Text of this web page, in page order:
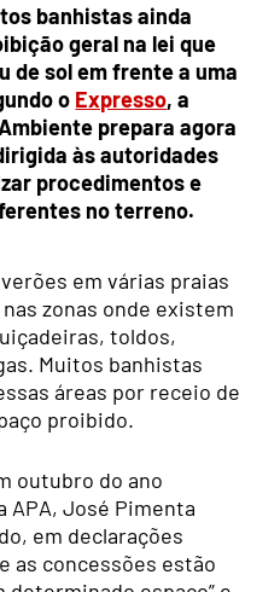
banhistas ainda
geral na lei que
de sol em frente a uma
o Expresso, a
prepara agora
às autoridades
procedimentos e
no terreno.
em várias praias
zonas onde existem
toldos,
Muitos banhistas
áreas por receio de
proibido.
outubro do ano
APA, José Pimenta
em declarações
as concessões estão